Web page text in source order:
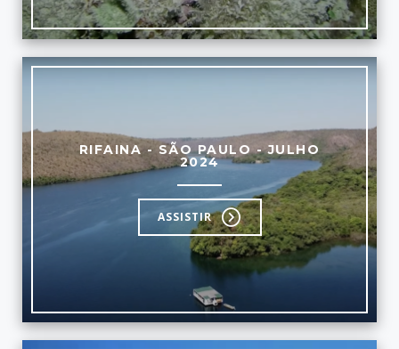
RIFAINA - SÃO PAULO - JULHO
2024
ASSISTIR